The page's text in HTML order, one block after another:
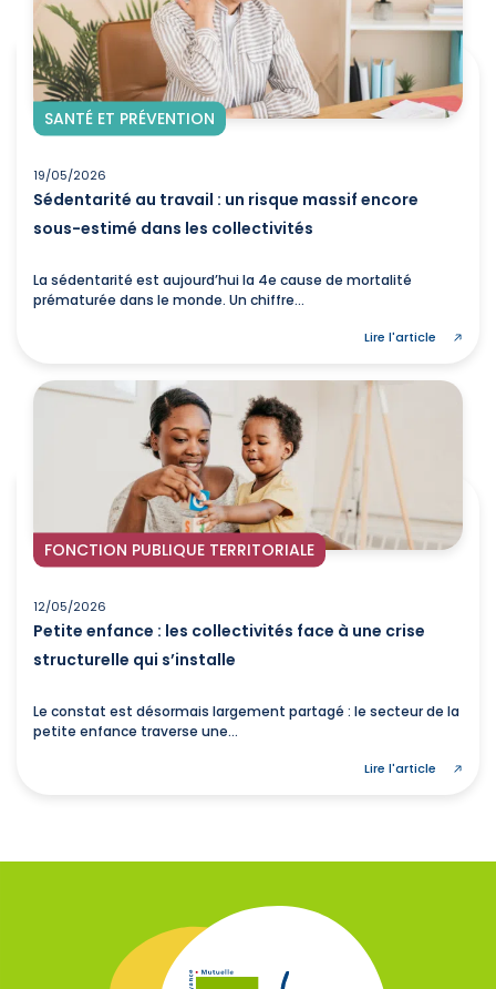
SANTÉ ET PRÉVENTION
19/05/2026
Sédentarité au travail : un risque massif encore
sous-estimé dans les collectivités
La sédentarité est aujourd’hui la 4e cause de mortalité
prématurée dans le monde. Un chiffre...
Lire l'article
FONCTION PUBLIQUE TERRITORIALE
12/05/2026
Petite enfance : les collectivités face à une crise
structurelle qui s’installe
Le constat est désormais largement partagé : le secteur de la
petite enfance traverse une...
Lire l'article